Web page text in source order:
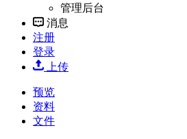
管理后台
消息
注册
登录
上传
预览
资料
文件